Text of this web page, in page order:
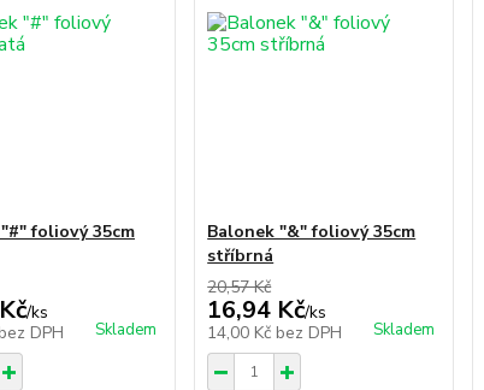
foliový 35cm
/ks
bez DPH Skladem
Balonek "&" foliový 35cm
stříbrná
20,57 Kč
16,94 Kč/ks
14,00 Kč bez DPH Skladem